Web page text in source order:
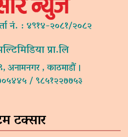
नं. : ४९१४-२०८१/२०८२
प्रा.लि
अनामनगर , काठमाडौं ।
/ ९८५१२२७७५३
टक्सार